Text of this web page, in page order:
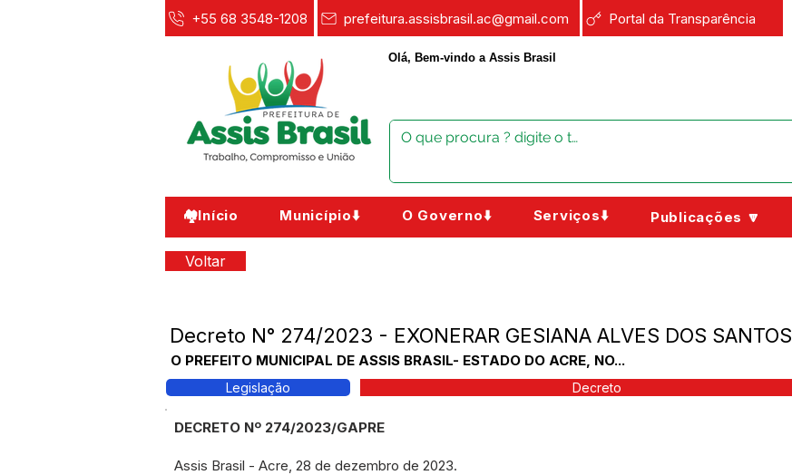
+55 68 3548-1208 prefeitura.assisbrasil.ac@gmail.com Portal da Transparência
Olá, Bem-vindo a Assis Brasil
🏘️Início Município⬇️ O Governo⬇️ Serviços⬇️ Publicações 🔽
Voltar
Decreto N° 274/2023 - EXONERAR GESIANA ALVES DOS SANTOS
O PREFEITO MUNICIPAL DE ASSIS BRASIL- ESTADO DO ACRE, NO...
Legislação Decreto
DECRETO Nº 274/2023/GAPRE
Assis Brasil - Acre, 28 de dezembro de 2023.